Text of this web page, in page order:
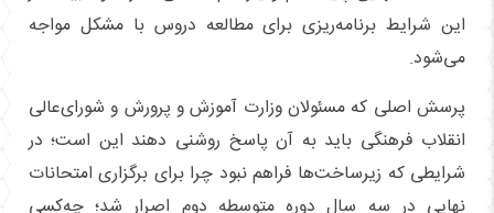
این شرایط برنامه‌ریزی برای مطالعه دروس با مشکل مواجه
می‌شود.
پرسش اصلی که مسئولان وزارت آموزش و پرورش و شورای‌عالی
انقلاب فرهنگی باید به آن پاسخ روشنی دهند این است؛ در
شرایطی که زیرساخت‌ها فراهم نبود چرا برای برگزاری امتحانات
نهایی در سه سال دوره متوسطه دوم اصرار شد؛ چه‌کسی